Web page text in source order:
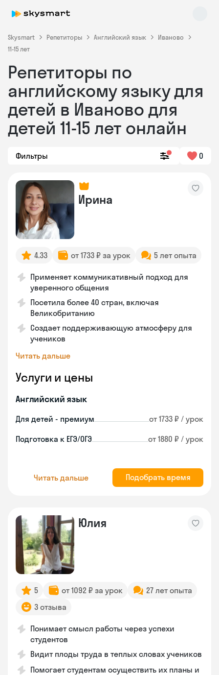
Skysmart Репетиторы Английский язык
Иваново
11-15 лет
Репетиторы по
английскому языку для
детей в Иваново для
детей 11-15 лет онлайн
Фильтры 0
Ирина
4.33 от 1733 ₽ за урок 5 лет опыта
Применяет коммуникативный подход для
уверенного общения
Посетила более 40 стран, включая
Великобританию
Создает поддерживающую атмосферу для
учеников
Читать дальше
Услуги и цены
Английский язык
Для детей - премиум от 1733 ₽ / урок
Подготовка к ЕГЭ/ОГЭ от 1880 ₽ / урок
Читать дальше Подобрать время
Юлия
5 от 1092 ₽ за урок
27 лет опыта
3 отзыва
Понимает смысл работы через успехи
студентов
Видит плоды труда в теплых словах учеников
Помогает студентам осуществить их планы и
Skysmart Chat